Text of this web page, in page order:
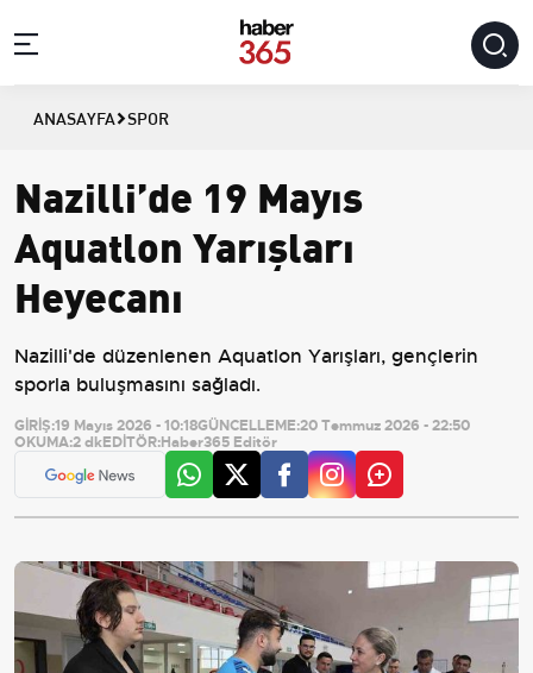
ANASAYFA SPOR
Nazilli’de 19 Mayıs
Aquatlon Yarışları
Heyecanı
Nazilli'de düzenlenen Aquatlon Yarışları, gençlerin
sporla buluşmasını sağladı.
GİRİŞ:19 Mayıs 2026 - 10:18GÜNCELLEME:20 Temmuz 2026 - 22:50
OKUMA:2 dkEDİTÖR:Haber365 Editör